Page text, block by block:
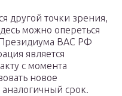
другой точки зрения,
можно опереться
ВАС РФ
является
с момента
новое
срок.